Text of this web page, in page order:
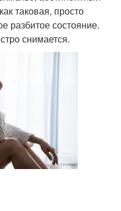
таковая, просто
разбитое состояние.
снимается.